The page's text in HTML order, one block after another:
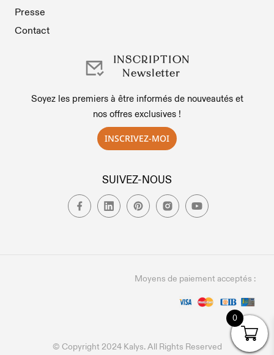
Presse
Contact
INSCRIPTION
Newsletter
Soyez les premiers à être informés de nouveautés et
nos offres exclusives !
INSCRIVEZ-MOI
SUIVEZ-NOUS
© Copyright 2024 Kalys. All Rights Reserved
Moyens de paiement acceptés :
0